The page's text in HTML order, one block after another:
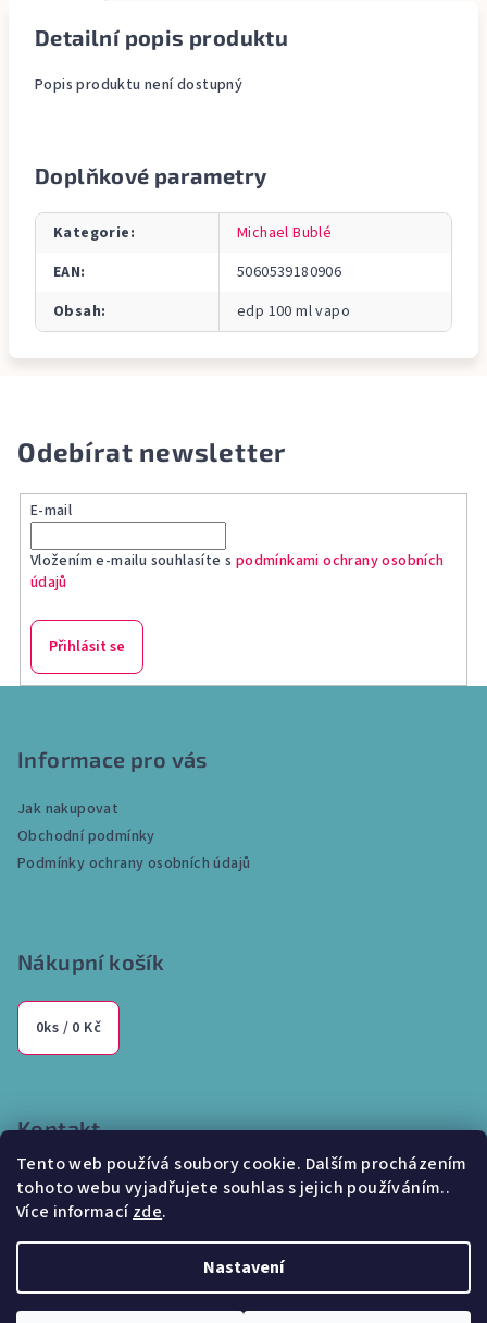
Tento web používá soubory cookie. Dalším procházením
tohoto webu vyjadřujete souhlas s jejich používáním..
Více informacízde.
Nastavení
Detailní popis produktu
Popis produktu není dostupný
Doplňkové parametry
Kategorie:
Michael Bublé
EAN:
5060539180906
Obsah: edp 100 ml vapo
Odebírat newsletter
E-mail
Vložením e-mailu souhlasíte s podmínkami ochrany osobních
údajů
Přihlásit se
Informace pro vás
Jak nakupovat
Obchodní podmínky
Podmínky ochrany osobních údajů
Nákupní košík
0ks / 0 Kč
Kontakt
info @internetparfem.cz
603 100 829